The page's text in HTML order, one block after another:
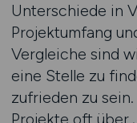
Unterschiede in
Projektumfang
Vergleiche sind
eine Stelle zu
zufrieden zu
Projekte oft über